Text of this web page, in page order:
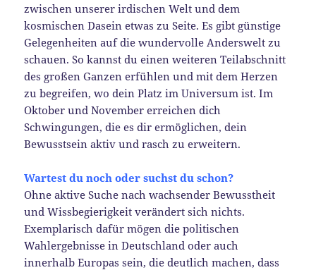
zwischen unserer irdischen Welt und dem
kosmischen Dasein etwas zu Seite. Es gibt günstige
Gelegenheiten auf die wundervolle Anderswelt zu
schauen. So kannst du einen weiteren Teilabschnitt
des großen Ganzen erfühlen und mit dem Herzen
zu begreifen, wo dein Platz im Universum ist. Im
Oktober und November erreichen dich
Schwingungen, die es dir ermöglichen, dein
Bewusstsein aktiv und rasch zu erweitern.
Wartest du noch oder suchst du schon?
Ohne aktive Suche nach wachsender Bewusstheit
und Wissbegierigkeit verändert sich nichts.
Exemplarisch dafür mögen die politischen
Wahlergebnisse in Deutschland oder auch
innerhalb Europas sein, die deutlich machen, dass